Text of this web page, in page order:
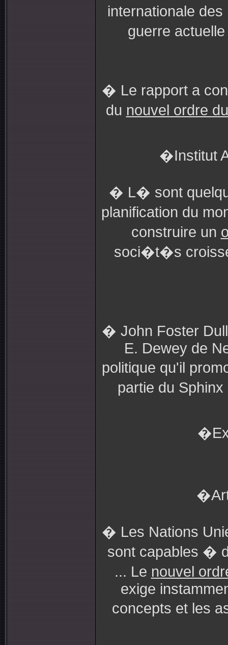
internationale
guerre
� Le rapport a
du nouvel ordre
�Institut
� L� sont
planification du
construire un
soci�t�s
� John Foster
E. Dewey de
politique qu'il
partie du
� Les Nations
sont capables �
... Le nouvel
exige
concepts et les